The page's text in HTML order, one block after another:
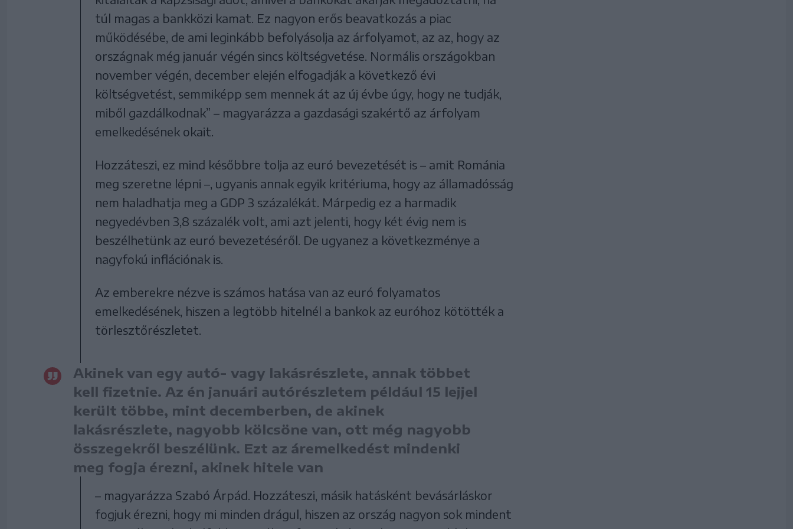
túl magas a bankközi kamat. Ez nagyon erős beavatkozás a piac
működésébe, de ami leginkább befolyásolja az árfolyamot, az az, hogy az
országnak még január végén sincs költségvetése. Normális országokban
november végén, december elején elfogadják a következő évi
költségvetést, semmiképp sem mennek át az új évbe úgy, hogy ne tudják,
miből gazdálkodnak” – magyarázza a gazdasági szakértő az árfolyam
emelkedésének okait.
Hozzáteszi, ez mind későbbre tolja az euró bevezetését is – amit Románia
meg szeretne lépni –, ugyanis annak egyik kritériuma, hogy az államadósság
nem haladhatja meg a GDP 3 százalékát. Márpedig ez a harmadik
negyedévben 3,8 százalék volt, ami azt jelenti, hogy két évig nem is
beszélhetünk az euró bevezetéséről. De ugyanez a következménye a
nagyfokú inflációnak is.
Az emberekre nézve is számos hatása van az euró folyamatos
emelkedésének, hiszen a legtöbb hitelnél a bankok az euróhoz kötötték a
törlesztőrészletet.
Akinek van egy autó- vagy lakásrészlete, annak többet
kell fizetnie. Az én januári autórészletem például 15 lejjel
került többe, mint decemberben, de akinek
lakásrészlete, nagyobb kölcsöne van, ott még nagyobb
összegekről beszélünk. Ezt az áremelkedést mindenki
meg fogja érezni, akinek hitele van
– magyarázza Szabó Árpád. Hozzáteszi, másik hatásként bevásárláskor
fogjuk érezni, hogy mi minden drágul, hiszen az ország nagyon sok mindent